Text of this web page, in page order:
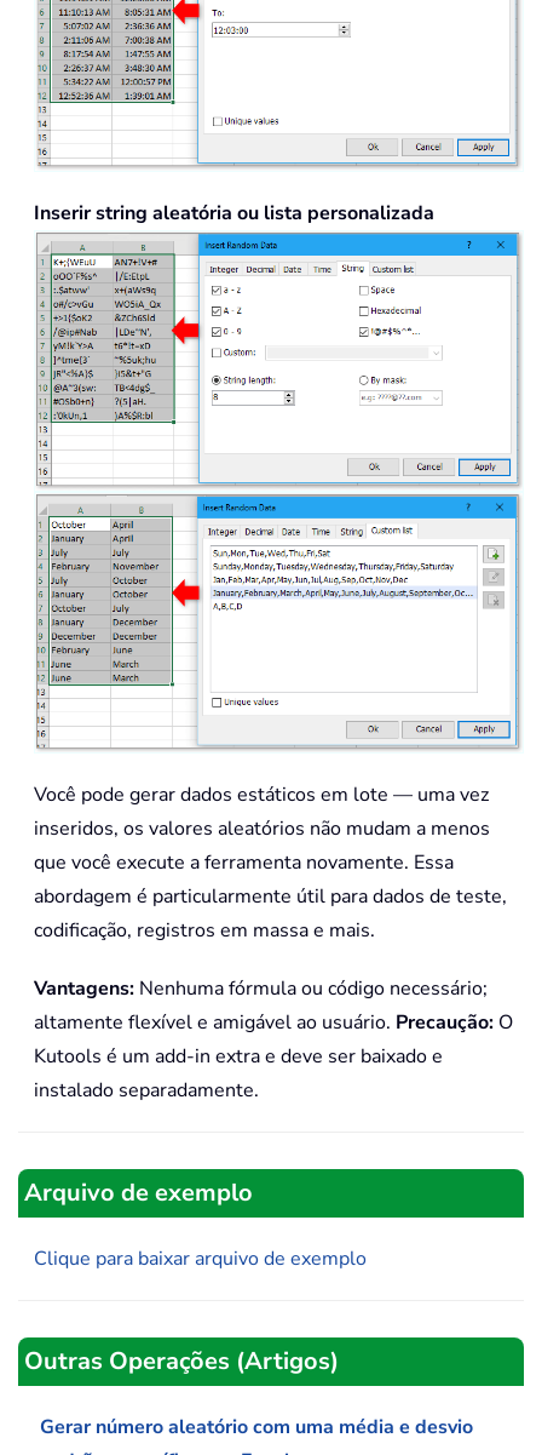
Inserir string aleatória ou lista personalizada
Você pode gerar dados estáticos em lote — uma vez
inseridos, os valores aleatórios não mudam a menos
que você execute a ferramenta novamente. Essa
abordagem é particularmente útil para dados de teste,
codificação, registros em massa e mais.
Vantagens: Nenhuma fórmula ou código necessário;
altamente flexível e amigável ao usuário. Precaução: O
Kutools é um add-in extra e deve ser baixado e
instalado separadamente.
Arquivo de exemplo
Clique para baixar arquivo de exemplo
Outras Operações (Artigos)
Gerar número aleatório com uma média e desvio